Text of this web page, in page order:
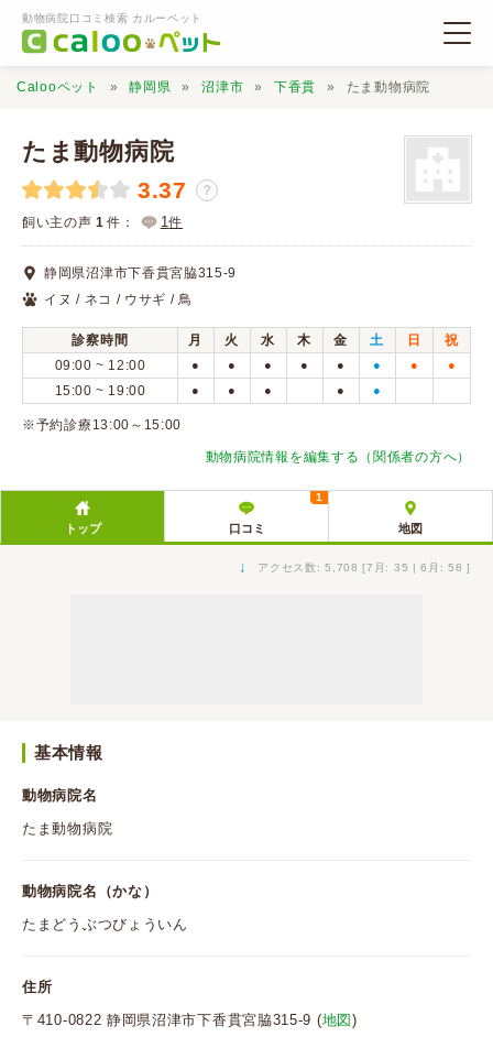
動物病院口コミ検索 カルーペット
動物病院検索
口コミ検索
Calooペットとは？
口コミ投稿
Calooペット 静岡県 沼津市 下香貫 たま動物病院
たま動物病院
3.37 ？
飼い主の声 1 件： 1件
静岡県沼津市下香貫宮脇315-9
イヌ / ネコ / ウサギ / 鳥
診察時間 月 火 水 木 金 土 日
祝
09:00 ~ 12:00
● ● ● ● ● ● ● ●
15:00 ~ 19:00 ● ● ● ● ●
※予約診療13:00～15:00
動物病院情報を編集する（関係者の方へ）
トップ 口コミ
1
地図
↓ アクセス数: 5,708 [7月: 35 | 6月: 58 ]
基本情報
動物病院名
たま動物病院
動物病院名（かな）
たまどうぶつびょういん
住所
〒410-0822 静岡県沼津市下香貫宮脇315-9 (地図)